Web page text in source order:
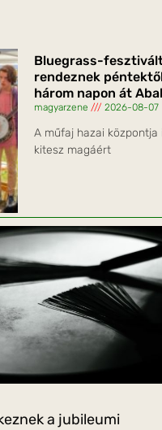
Bluegrass-
rendeznek
három napon át
magyarzene 2026-08-07
A műfaj hazai központja
kitesz magáért
a jubileumi